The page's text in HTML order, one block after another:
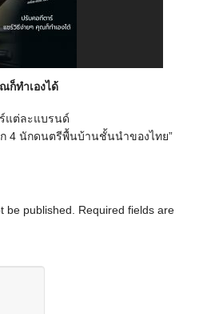
ก็ทำเองได้
แต่ละแบรนด์
ก 4 นักดนตรีพื้นบ้านชั้นนำของไทย”
be published.
Required fields are